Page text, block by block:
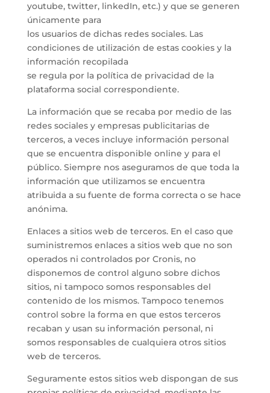
youtube, twitter, linkedIn, etc.) y que se generen
únicamente para
los usuarios de dichas redes sociales. Las
condiciones de utilización de estas cookies y la
información recopilada
se regula por la política de privacidad de la
plataforma social correspondiente.
La información que se recaba por medio de las
redes sociales y empresas publicitarias de
terceros, a veces incluye información personal
que se encuentra disponible online y para el
público. Siempre nos aseguramos de que toda la
información que utilizamos se encuentra
atribuida a su fuente de forma correcta o se hace
anónima.
Enlaces a sitios web de terceros. En el caso que
suministremos enlaces a sitios web que no son
operados ni controlados por Cronis, no
disponemos de control alguno sobre dichos
sitios, ni tampoco somos responsables del
contenido de los mismos. Tampoco tenemos
control sobre la forma en que estos terceros
recaban y usan su información personal, ni
somos responsables de cualquiera otros sitios
web de terceros.
Seguramente estos sitios web dispongan de sus